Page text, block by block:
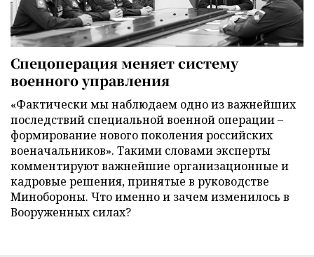
Спецоперация меняет систему
военного управления
«Фактически мы наблюдаем одно из важнейших
последствий специальной военной операции –
формирование нового поколения российских
военачальников». Такими словами эксперты
комментируют важнейшие организационные и
кадровые решения, принятые в руководстве
Минобороны. Что именно и зачем изменилось в
Вооруженных силах?